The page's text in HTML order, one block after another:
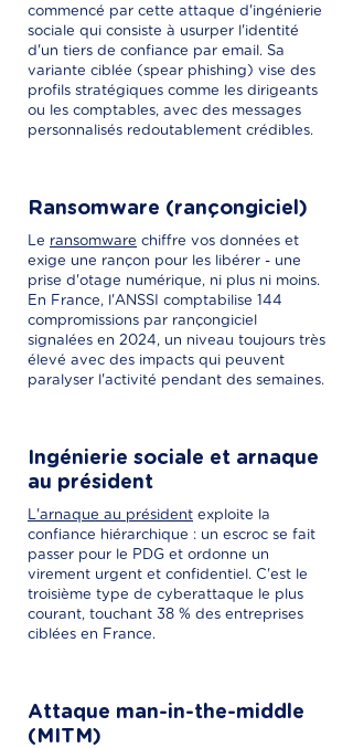
commencé par cette attaque d'ingénierie
sociale qui consiste à usurper l'identité
d'un tiers de confiance par email. Sa
variante ciblée (spear phishing) vise des
profils stratégiques comme les dirigeants
ou les comptables, avec des messages
personnalisés redoutablement crédibles.
Ransomware (rançongiciel)
Le ransomware chiffre vos données et
exige une rançon pour les libérer - une
prise d'otage numérique, ni plus ni moins.
En France, l'ANSSI comptabilise 144
compromissions par rançongiciel
signalées en 2024, un niveau toujours très
élevé avec des impacts qui peuvent
paralyser l'activité pendant des semaines.
Ingénierie sociale et arnaque
au président
L'arnaque au président exploite la
confiance hiérarchique : un escroc se fait
passer pour le PDG et ordonne un
virement urgent et confidentiel. C'est le
troisième type de cyberattaque le plus
courant, touchant 38 % des entreprises
ciblées en France.
Attaque man-in-the-middle
(MITM)